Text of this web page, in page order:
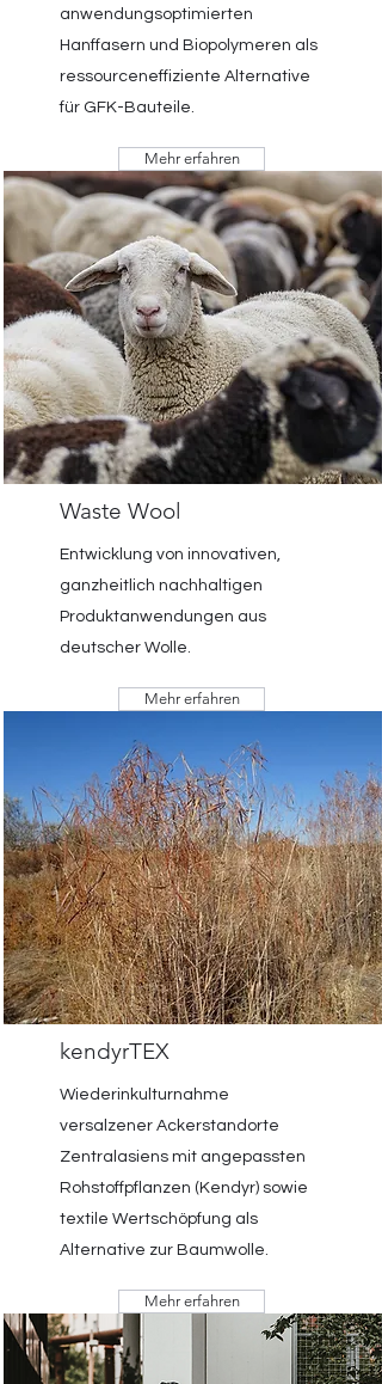
anwendungsoptimierten
Hanffasern und Biopolymeren als
ressourceneffiziente Alternative
für GFK-Bauteile.
Mehr erfahren
Waste Wool
Entwicklung von innovativen,
ganzheitlich nachhaltigen
Produktanwendungen aus
deutscher Wolle.
Mehr erfahren
kendyrTEX
Wiederinkulturnahme
versalzener Ackerstandorte
Zentralasiens mit angepassten
Rohstoffpflanzen (Kendyr) sowie
textile Wertschöpfung als
Alternative zur Baumwolle.
Mehr erfahren